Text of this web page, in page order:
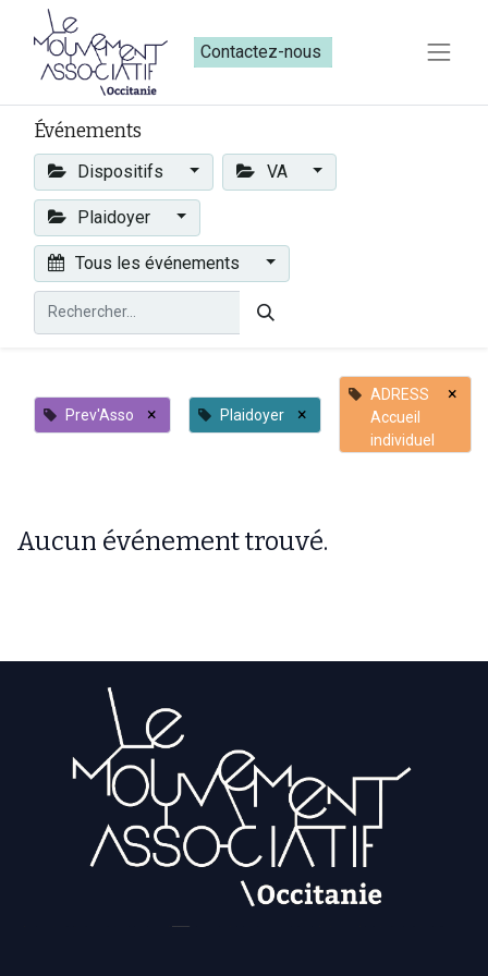
Contactez-nous​​
Événements
Dispositifs VA
Plaidoyer
Tous les événements
Prev'Asso × Plaidoyer ×
ADRESS
Accueil
individuel
×
Aucun événement trouvé.